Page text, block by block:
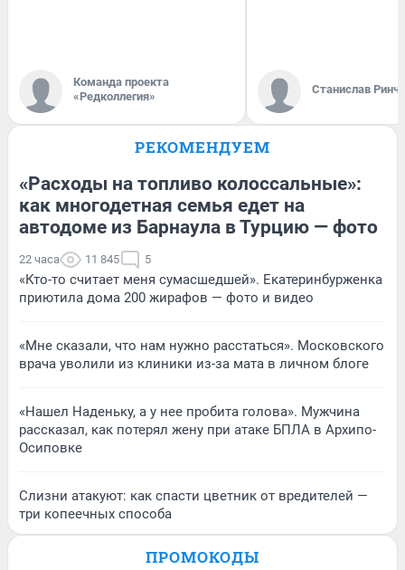
Команда проекта
«Редколлегия»
Станислав
РЕКОМЕНДУЕМ
«Расходы на топливо колоссальные»:
как многодетная семья едет на
автодоме из Барнаула в Турцию — фото
22 часа 11 845 5
«Кто-то считает меня сумасшедшей». Екатеринбурженка
приютила дома 200 жирафов — фото и видео
«Мне сказали, что нам нужно расстаться». Московского
врача уволили из клиники из-за мата в личном блоге
«Нашел Наденьку, а у нее пробита голова». Мужчина
рассказал, как потерял жену при атаке БПЛА в Архипо-
Осиповке
Слизни атакуют: как спасти цветник от вредителей —
три копеечных способа
ПРОМОКОДЫ